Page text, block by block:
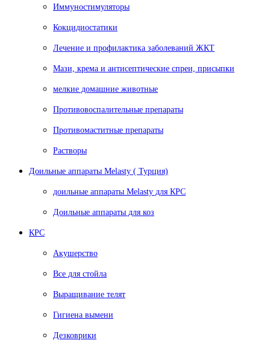
Иммуностимуляторы
Кокцидиостатики
Лечение и профилактика заболеваний ЖКТ
Мази, крема и антисептические спреи, присыпки
мелкие домашние животные
Противовоспалительные препараты
Противомаститные препараты
Растворы
Доильные аппараты Melasty ( Турция)
доильные аппараты Melasty для КРС
Доильные аппараты для коз
КРС
Акушерство
Все для стойла
Выращивание телят
Гигиена вымени
Дезковрики